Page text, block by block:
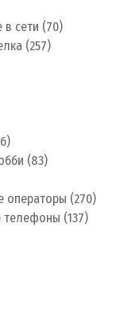
в сети (70)
(257)
(83)
операторы (270)
телефоны (137)